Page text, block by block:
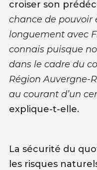
croiser son
chance de pouvoir
longuement avec
connais puisque
dans le cadre du
Région Auvergne-
au courant d’un
explique-t-elle.
La sécurité du
les risques